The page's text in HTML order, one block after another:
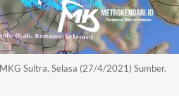
Sultra, Selasa (27/4/2021) Sumber.